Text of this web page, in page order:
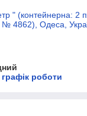
" (контейнерна: 2
№ 4862), Одеса,
роботи